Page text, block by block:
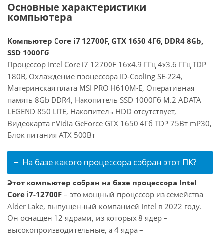
Основные характеристики
компьютера
Компьютер Core i7 12700F, GTX 1650 4Гб, DDR4 8Gb,
SSD 1000Гб
Процессор Intel Core i7 12700F 16x4.9 ГГц 4x3.6 ГГц TDP
180В, Охлаждение процессора ID-Cooling SE-224,
Материнская плата MSI PRO H610M-E, Оперативная
память 8Gb DDR4, Накопитель SSD 1000Гб M.2 ADATA
LEGEND 850 LITE, Накопитель HDD отсутствует,
Видеокарта nVidia GeForce GTX 1650 4Гб TDP 75Вт mP30,
Блок питания ATX 500Вт
На базе какого процессора собран этот ПК?
Этот компьютер собран на базе процессора Intel
Core i7-12700F – это мощный процессор из семейства
Alder Lake, выпущенный компанией Intel в 2022 году.
Он оснащен 12 ядрами, из которых 8 ядер –
высокопроизводительные, а 4 ядра –